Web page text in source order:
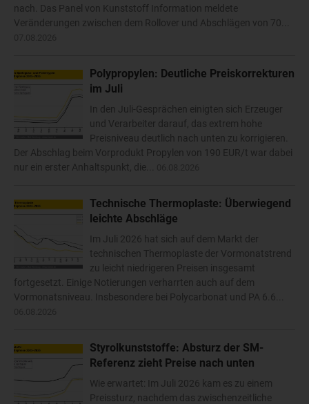
nach. Das Panel von Kunststoff Information meldete
Veränderungen zwischen dem Rollover und Abschlägen von 70...
Polypropylen: Deutliche Preiskorrekturen
im Juli
In den Juli-Gesprächen einigten sich Erzeuger
und Verarbeiter darauf, das extrem hohe
Preisniveau deutlich nach unten zu korrigieren.
Der Abschlag beim Vorprodukt Propylen von 190 EUR/t war dabei
nur ein erster Anhaltspunkt, die...
Technische Thermoplaste: Überwiegend
leichte Abschläge
Im Juli 2026 hat sich auf dem Markt der
technischen Thermoplaste der Vormonatstrend
zu leicht niedrigeren Preisen insgesamt
fortgesetzt. Einige Notierungen verharrten auch auf dem
Vormonatsniveau. Insbesondere bei Polycarbonat und PA 6.6...
Styrolkunststoffe: Absturz der SM-
Referenz zieht Preise nach unten
Wie erwartet: Im Juli 2026 kam es zu einem
Preissturz, nachdem das zwischenzeitliche